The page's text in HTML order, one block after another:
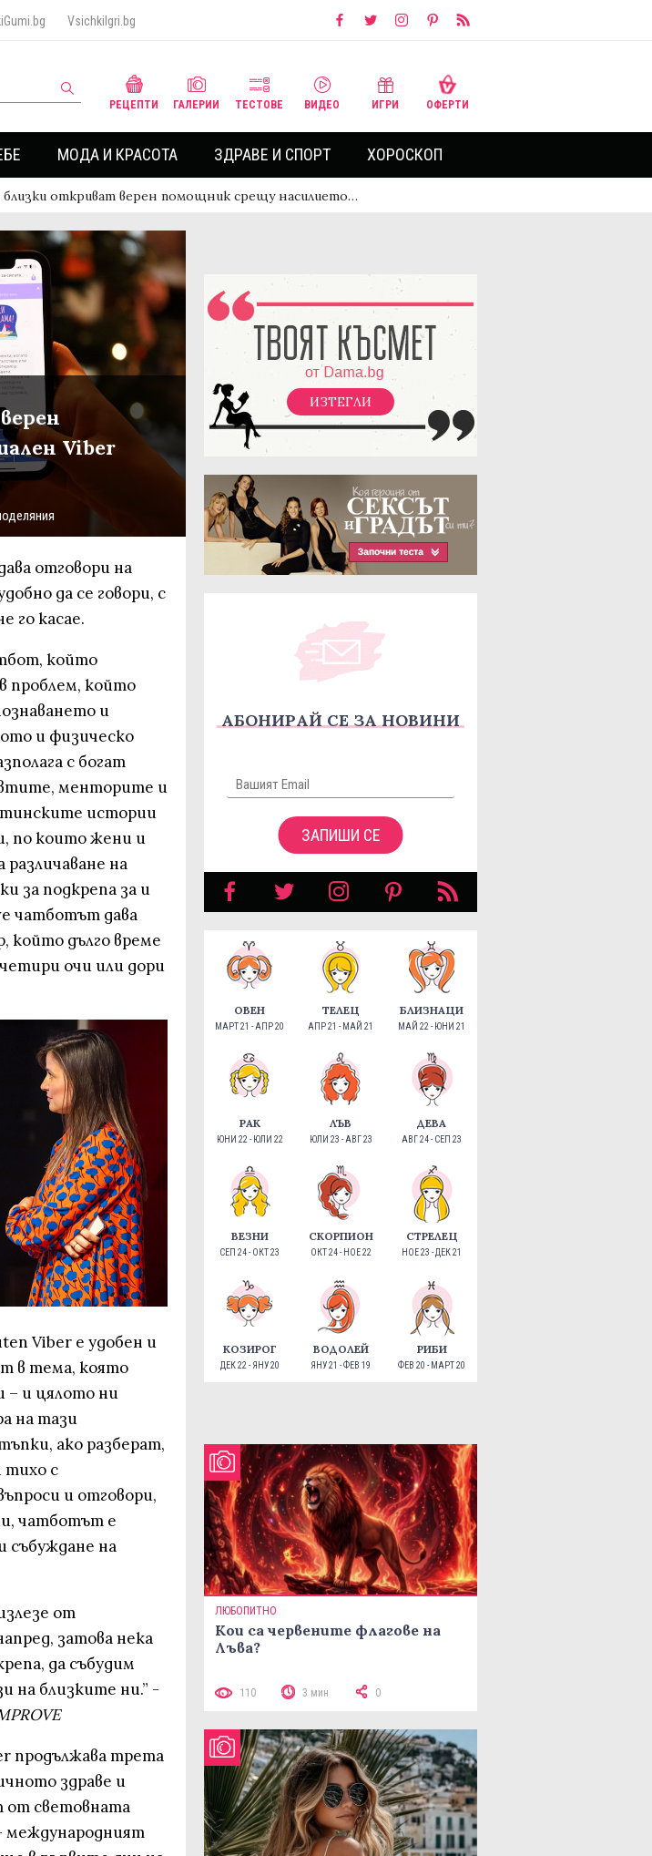
VsichkiIgri.bg
РЕЦЕПТИ ГАЛЕРИИ ТЕСТОВЕ ВИДЕО ИГРИ ОФЕРТИ
МОДА И КРАСОТА ЗДРАВЕ И СПОРТ ХОРОСКОП
откриват верен помощник срещу насилието…
Viber
отговори на
да се говори, с
го касае.
който
проблем, който
и
и физическо
с богат
менторите и
истории
по които жени и
на
за подкрепа за и
чатботът дава
който дълго време
очи или дори
Viber е удобен и
в тема, която
– и цялото ни
на тази
ако разберат,
тихо с
и отговори,
чатботът е
събуждане на
от
затова нека
да събудим
на близките ни.” -
продължава трета
здраве и
от световната
международният
ИЗТЕГЛИ
АБОНИРАЙ СЕ ЗА НОВИНИ
ЗАПИШИ СЕ
ОВЕН
МАРТ 21 - АПР 20
ТЕЛЕЦ
АПР 21 - МАЙ 21
БЛИЗНАЦИ
МАЙ 22 - ЮНИ 21
РАК
ЮНИ 22 - ЮЛИ 22
ЛЪВ
ЮЛИ 23 - АВГ 23
ДЕВА
АВГ 24 - СЕП 23
ВЕЗНИ
СЕП 24 - ОКТ 23
СКОРПИОН
ОКТ 24 - НОЕ 22
СТРЕЛЕЦ
НОЕ 23 - ДЕК 21
КОЗИРОГ
ДЕК 22 - ЯНУ 20
ВОДОЛЕЙ
ЯНУ 21 - ФЕВ 19
РИБИ
ФЕВ 20 - МАРТ 20
ЛЮБОПИТНО
Кои са червените флагове на
Лъва?
110 3 мин 0